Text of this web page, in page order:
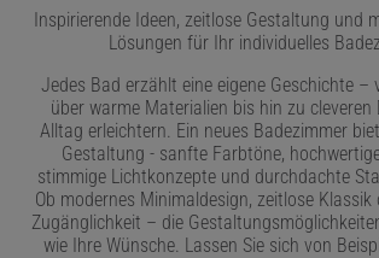
Inspirierende Ideen, zeitlose Gestaltung und
Lösungen für Ihr individuelles
Jedes Bad erzählt eine eigene Geschichte –
über warme Materialien bis hin zu cleveren
Alltag erleichtern. Ein neues Badezimmer
Gestaltung - sanfte Farbtöne,
stimmige Lichtkonzepte und durchdachte
Ob modernes Minimaldesign, zeitlose
Zugänglichkeit – die
wie Ihre Wünsche. Lassen Sie sich von